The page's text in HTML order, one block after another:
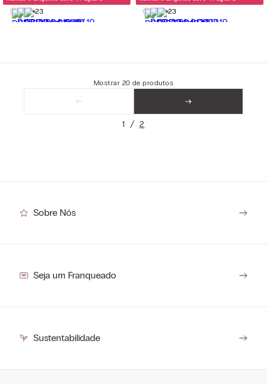
+23 +23
Mostrar 20 deprodutos
1 2
Sobre Nós
Seja um Franqueado
Sustentabilidade